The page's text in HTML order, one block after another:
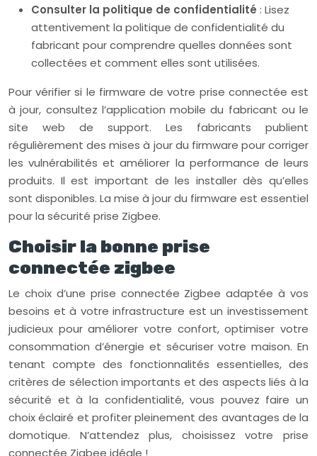
Consulter la politique de confidentialité : Lisez
attentivement la politique de confidentialité du
fabricant pour comprendre quelles données sont
collectées et comment elles sont utilisées.
Pour vérifier si le firmware de votre prise connectée est
à jour, consultez l’application mobile du fabricant ou le
site web de support. Les fabricants publient
régulièrement des mises à jour du firmware pour corriger
les vulnérabilités et améliorer la performance de leurs
produits. Il est important de les installer dès qu’elles
sont disponibles. La mise à jour du firmware est essentiel
pour la sécurité prise Zigbee.
Choisir la bonne prise
connectée zigbee
Le choix d’une prise connectée Zigbee adaptée à vos
besoins et à votre infrastructure est un investissement
judicieux pour améliorer votre confort, optimiser votre
consommation d’énergie et sécuriser votre maison. En
tenant compte des fonctionnalités essentielles, des
critères de sélection importants et des aspects liés à la
sécurité et à la confidentialité, vous pouvez faire un
choix éclairé et profiter pleinement des avantages de la
domotique. N’attendez plus, choisissez votre prise